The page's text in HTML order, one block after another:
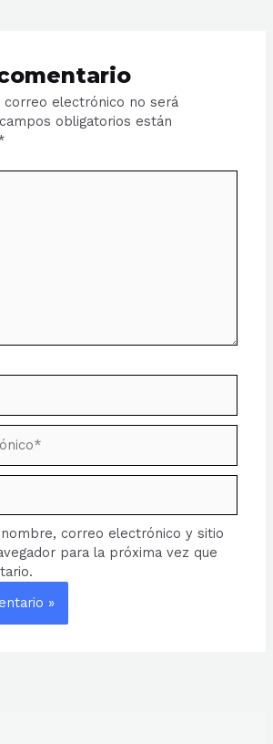
correo electrónico no será
obligatorios están
nombre, correo electrónico y sitio
para la próxima vez que